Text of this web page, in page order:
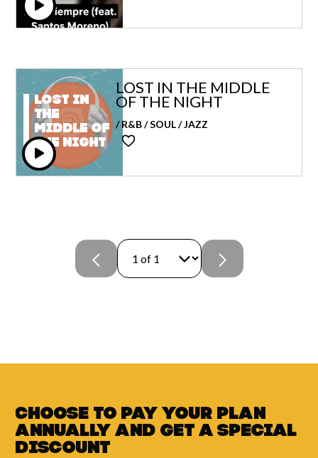
Lost in
the
middle of
the night
LOST IN THE MIDDLE
OF THE NIGHT
/ R&B / SOUL / JAZZ
Choose to pay your plan
annually andget aspecial
discount